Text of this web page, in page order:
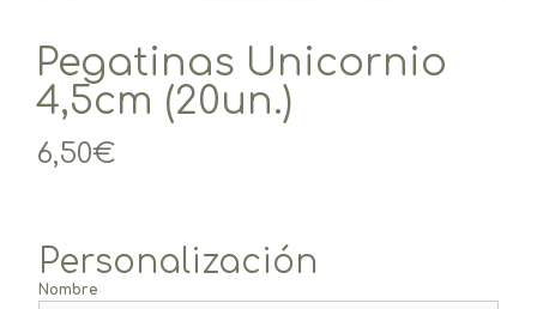
Pegatinas Unicornio
4,5cm (20un.)
6,50€
Personalización
Nombre